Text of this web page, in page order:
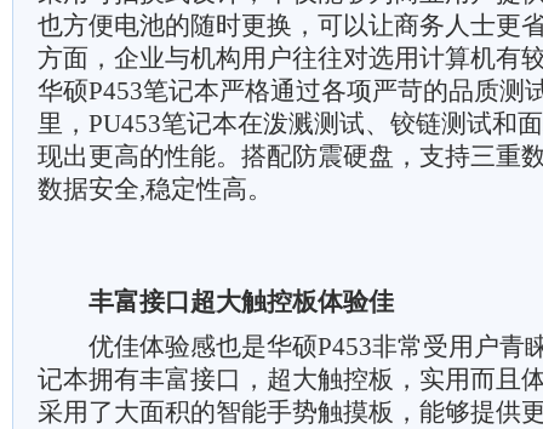
也方便电池的随时更换，可以让商务人士更
方面，企业与机构用户往往对选用计算机有
华硕P453笔记本严格通过各项严苛的品质测
里，PU453笔记本在泼溅测试、铰链测试和
现出更高的性能。搭配防震硬盘，支持三重
数据安全,稳定性高。
丰富接口超大触控板体验佳
优佳体验感也是华硕P453非常受用户青
记本拥有丰富接口，超大触控板，实用而且
采用了大面积的智能手势触摸板，能够提供